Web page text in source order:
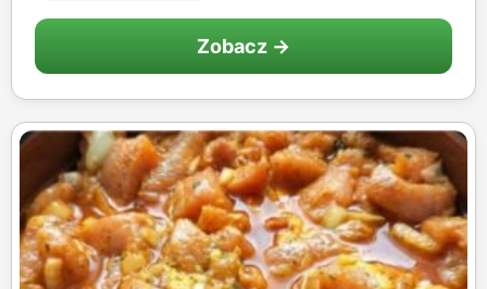
Zobacz →